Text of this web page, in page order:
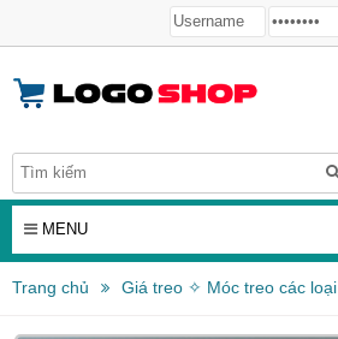
MENU
Trang chủ Giá treo ✧ Móc treo các loại